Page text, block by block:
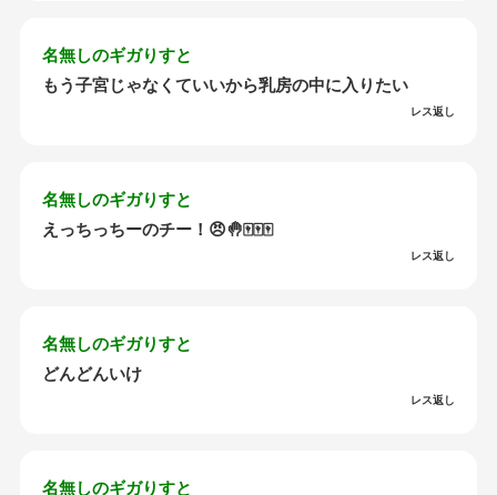
名無しのギガりすと
もう子宮じゃなくていいから乳房の中に入りたい
レス返し
名無しのギガりすと
えっちっちーのチー！😠🤚🀄🀄🀄
レス返し
名無しのギガりすと
どんどんいけ
レス返し
名無しのギガりすと